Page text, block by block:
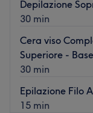
Depilazione
30 min
Cera viso
Superiore -
30 min
Epilazione Filo
15 min